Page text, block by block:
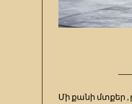
Մի քանի մտքեր